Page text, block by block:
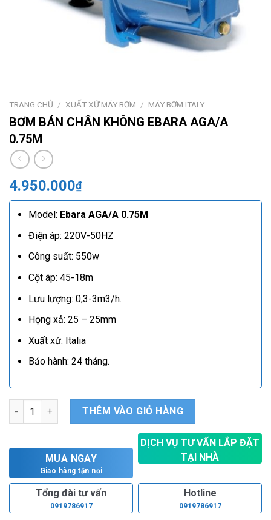
TRANG CHỦ / XUẤT XỨ MÁY BƠM / MÁY BƠM ITALY
BƠM BÁN CHÂN KHÔNG EBARA AGA/A
0.75M
4.950.000₫
Model: Ebara AGA/A 0.75M
Điện áp: 220V-50HZ
Công suất: 550w
Cột áp: 45-18m
Lưu lượng: 0,3-3m3/h.
Họng xả: 25 – 25mm
Xuất xứ: Italia
Bảo hành: 24 tháng.
Bơm bán chân không Ebara AGA/A 0.75M số lượng
THÊM VÀO GIỎ HÀNG
MUA NGAY
Giao hàng tận nơi
DỊCH VỤ TƯ VẤN LẮP ĐẶT
TẠI NHÀ
Tổng đài tư vấn
0919786917
Hotline
0919786917